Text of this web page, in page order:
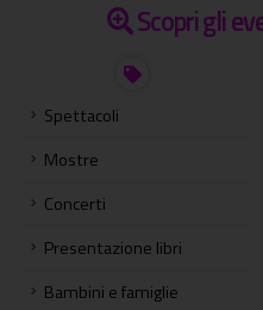
Scopri gli
Spettacoli
Mostre
Concerti
Presentazione libri
Bambini e famiglie